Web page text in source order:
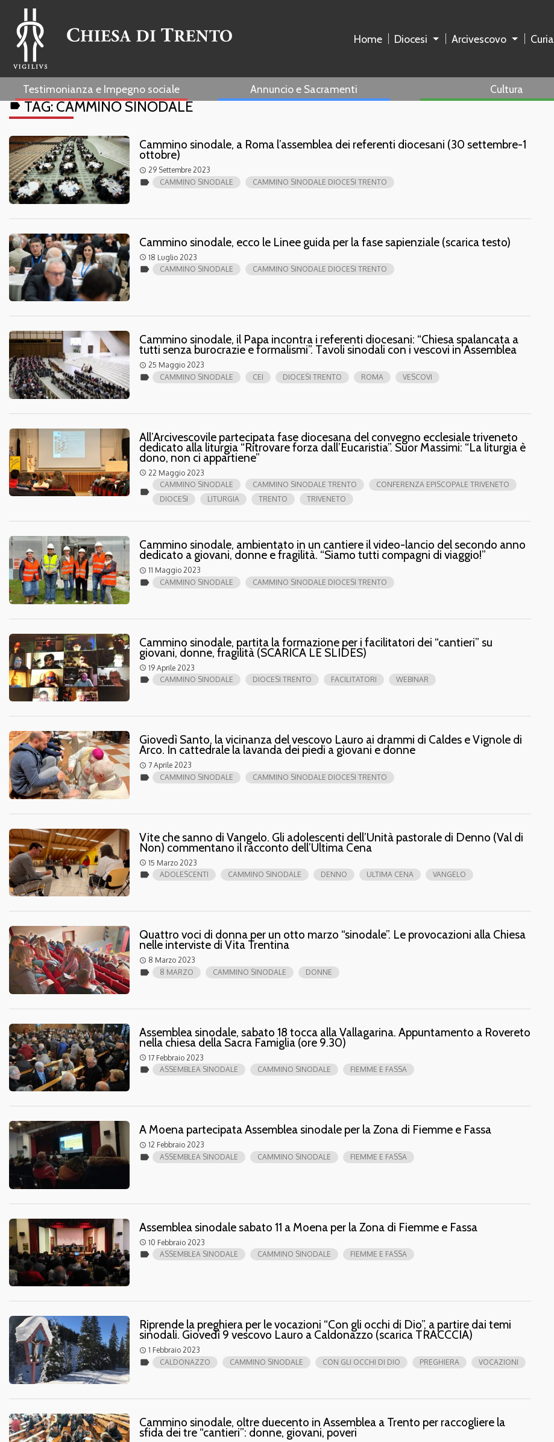
Home Diocesi Arcivescovo Curia
Testimonianza e Impegno sociale Annuncio e Sacramenti Cultura
labelTAG:CAMMINO SINODALE
Cammino sinodale, a Roma l’assemblea dei referenti diocesani (30 settembre-1
ottobre)
access_time 29 Settembre 2023
label CAMMINO SINODALE CAMMINO SINODALE DIOCESI TRENTO
Cammino sinodale, ecco le Linee guida per la fase sapienziale (scarica testo)
access_time 18 Luglio 2023
label CAMMINO SINODALE CAMMINO SINODALE DIOCESI TRENTO
Cammino sinodale, il Papa incontra i referenti diocesani: “Chiesa spalancata a
tutti senza burocrazie e formalismi”. Tavoli sinodali con i vescovi in Assemblea
access_time 25 Maggio 2023
label CAMMINO SINODALE CEI DIOCESI TRENTO ROMA VESCOVI
All’Arcivescovile partecipata fase diocesana del convegno ecclesiale triveneto
dedicato alla liturgia “Ritrovare forza dall’Eucaristia”. Suor Massimi: “La liturgia è
dono, non ci appartiene”
access_time 22 Maggio 2023
label
CAMMINO SINODALE CAMMINO SINODALE TRENTO
CONFERENZA EPISCOPALE TRIVENETO
DIOCESI
LITURGIA TRENTO TRIVENETO
Cammino sinodale, ambientato in un cantiere il video-lancio del secondo anno
dedicato a giovani, donne e fragilità. “Siamo tutti compagni di viaggio!”
access_time 11 Maggio 2023
label CAMMINO SINODALE CAMMINO SINODALE DIOCESI TRENTO
Cammino sinodale, partita la formazione per i facilitatori dei “cantieri” su
giovani, donne, fragilità (SCARICA LE SLIDES)
access_time 19 Aprile 2023
label CAMMINO SINODALE DIOCESI TRENTO FACILITATORI WEBINAR
Giovedì Santo, la vicinanza del vescovo Lauro ai drammi di Caldes e Vignole di
Arco. In cattedrale la lavanda dei piedi a giovani e donne
access_time 7 Aprile 2023
label CAMMINO SINODALE CAMMINO SINODALE DIOCESI TRENTO
Vite che sanno di Vangelo. Gli adolescenti dell’Unità pastorale di Denno (Val di
Non) commentano il racconto dell’Ultima Cena
access_time 15 Marzo 2023
label ADOLESCENTI CAMMINO SINODALE DENNO ULTIMA CENA VANGELO
Quattro voci di donna per un otto marzo “sinodale”. Le provocazioni alla Chiesa
nelle interviste di Vita Trentina
access_time 8 Marzo 2023
label 8 MARZO CAMMINO SINODALE DONNE
Assemblea sinodale, sabato 18 tocca alla Vallagarina. Appuntamento a Rovereto
nella chiesa della Sacra Famiglia (ore 9.30)
access_time 17 Febbraio 2023
label ASSEMBLEA SINODALE CAMMINO SINODALE FIEMME E FASSA
A Moena partecipata Assemblea sinodale per la Zona di Fiemme e Fassa
access_time 12 Febbraio 2023
label ASSEMBLEA SINODALE CAMMINO SINODALE FIEMME E FASSA
Assemblea sinodale sabato 11 a Moena per la Zona di Fiemme e Fassa
access_time 10 Febbraio 2023
label ASSEMBLEA SINODALE CAMMINO SINODALE FIEMME E FASSA
Riprende la preghiera per le vocazioni “Con gli occhi di Dio”, a partire dai temi
sinodali. Giovedì 9 vescovo Lauro a Caldonazzo (scarica TRACCCIA)
access_time 1 Febbraio 2023
label CALDONAZZO CAMMINO SINODALE CON GLI OCCHI DI DIO PREGHIERA VOCAZIONI
Cammino sinodale, oltre duecento in Assemblea a Trento per raccogliere la
sfida dei tre “cantieri”: donne, giovani, poveri